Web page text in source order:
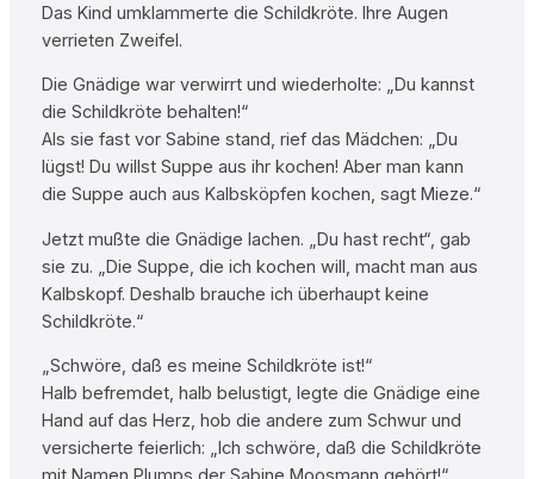
Das Kind umklammerte die Schildkröte. Ihre Augen
verrieten Zweifel.
Die Gnädige war verwirrt und wiederholte: „Du kannst
die Schildkröte behalten!“
Als sie fast vor Sabine stand, rief das Mädchen: „Du
lügst! Du willst Suppe aus ihr kochen! Aber man kann
die Suppe auch aus Kalbsköpfen kochen, sagt Mieze.“
Jetzt mußte die Gnädige lachen. „Du hast recht“, gab
sie zu. „Die Suppe, die ich kochen will, macht man aus
Kalbskopf. Deshalb brauche ich überhaupt keine
Schildkröte.“
„Schwöre, daß es meine Schildkröte ist!“
Halb befremdet, halb belustigt, legte die Gnädige eine
Hand auf das Herz, hob die andere zum Schwur und
versicherte feierlich: „Ich schwöre, daß die Schildkröte